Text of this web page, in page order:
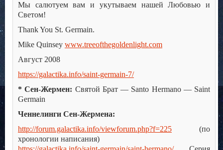
Мы салютуем вам и укутываем нашей Любовью и
Светом!
Thank You St. Germain.
Mike Quinsey www.treeofthegoldenlight.com
Август 2008
https://galactika.info/saint-germain-7/
* Сен-Жермен: Святой Брат — Santo Hermano — Saint
Germain
Ченнелинги Сен-Жермена:
http://forum.galactika.info/viewforum.php?f=225 (по
хронологии написания)